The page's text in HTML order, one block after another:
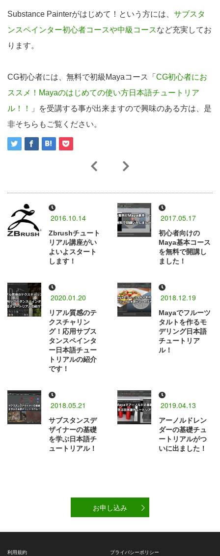
Substance Painterがはじめて！という方には、 サブスタ
ンスペインター初心者コースや中級コースなど充実してお
ります。
CG初心者には、無料で初級Mayaコース「 CG初心者にお
ススメ！Mayaのはじめての使い方日本語チュートリア
ル！！
」を受講する事が出来ますので興味のある方は、是
非そちらもご覧ください。
2016.10.14
Zbrushチュート
リアル講座がい
よいよスタート
します！
2017.05.17
初心者向けの
Maya基本コース
を無料で開講し
ました！
2020.01.20
リアル質感のテ
クスチャリン
グ！応用サブス
タンスペインタ
ー日本語チュー
トリアルの紹介
です！
2018.12.19
Mayaでフルーツ
タルトを作るモ
デリング日本語
チュートリア
ル！
2018.05.21
サブスタンスデ
ザイナーの基礎
を学ぶ日本語チ
ュートリアル！
2019.04.13
アーノルドレン
ダーの基礎チュ
ートリアルがつ
いに出ました！
お申し込み
利用規約 プライバシーポリシー